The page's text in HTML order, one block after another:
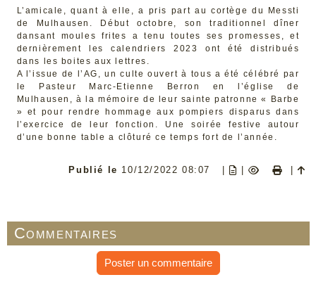
L’amicale, quant à elle, a pris part au cortège du Messti
de Mulhausen. Début octobre, son traditionnel dîner
dansant moules frites a tenu toutes ses promesses, et
dernièrement les calendriers 2023 ont été distribués
dans les boites aux lettres.
A l’issue de l’AG, un culte ouvert à tous a été célébré par
le Pasteur Marc-Etienne Berron en l’église de
Mulhausen, à la mémoire de leur sainte patronne « Barbe
» et pour rendre hommage aux pompiers disparus dans
l’exercice de leur fonction. Une soirée festive autour
d’une bonne table a clôturé ce temps fort de l’année.
Publié le 10/12/2022 08:07 |
Commentaires
Poster un commentaire